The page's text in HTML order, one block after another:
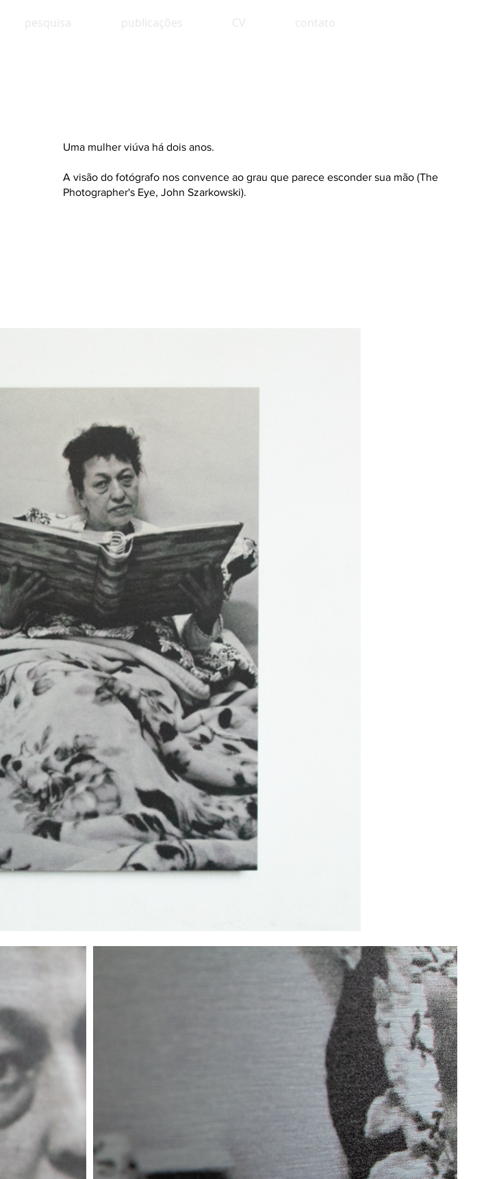
pesquisa publicações CV contato
Uma mulher viúva há dois anos.
A visão do fotógrafo nos convence ao grau que parece esconder sua mão (The
Photographer's Eye, John Szarkowski).